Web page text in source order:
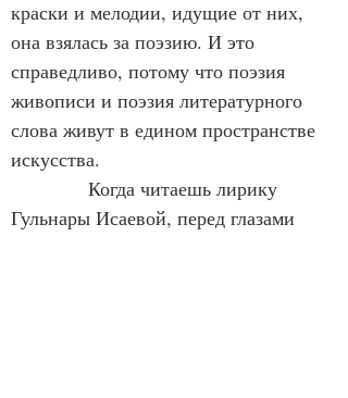
краски и мелодии, идущие от них,
она взялась за поэзию. И это
справедливо, потому что поэзия
живописи и поэзия литературного
слова живут в едином пространстве
искусства.
Когда читаешь лирику
Гульнары Исаевой, перед глазами